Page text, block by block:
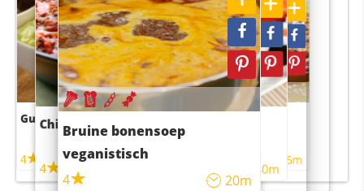
Guacamole
4
Chili con carne
4 45m
Bruine bonensoep
veganistisch
4
20m
Sushi rijstsalade
maaltijdsalade
40m
4 55m